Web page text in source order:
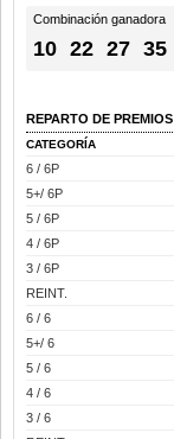
Combinación ganadora
10 22 27 35
REPARTO DE PREMIOS
CATEGORÍA
6 / 6P
5+/ 6P
5 / 6P
4 / 6P
3 / 6P
REINT.
6 / 6
5+/ 6
5 / 6
4 / 6
3 / 6